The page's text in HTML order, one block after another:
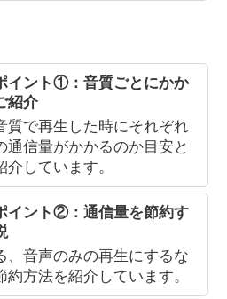
イント①：音質ごとにかか
紹介
質で再生した時にそれぞれ
通信量がかかるのか目安と
しています。
イント②：通信量を節約す
、音声のみの再生にするな
約方法を紹介しています。